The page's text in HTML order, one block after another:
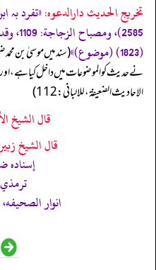
تخریج الحدیث دارالدعوہ:
(1823) (موضوع)»
(سند میں موسیٰ بن
نے حدیث کو الموضوعات میں داخل کیا ہے، اور
الاحادیث الضعیفة، للالبانی: 112)
قال الشيخ
قال الشيخ
ترمذي
انوار